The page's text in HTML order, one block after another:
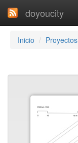
doyoucity
Inicio Proyectos